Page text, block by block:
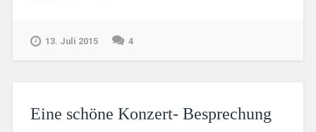
13. Juli 2015 4
Eine schöne Konzert- Besprechung